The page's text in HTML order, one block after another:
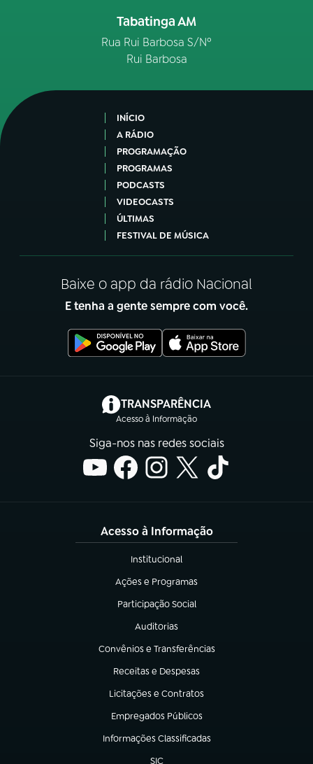
Tabatinga AM
Rua Rui Barbosa S/Nº
Rui Barbosa
INÍCIO
A RÁDIO
PROGRAMAÇÃO
PROGRAMAS
PODCASTS
VIDEOCASTS
ÚLTIMAS
FESTIVAL DE MÚSICA
Baixe o app da rádio Nacional
E tenha a gente sempre com você.
TRANSPARÊNCIA
Acesso à Informação
(abre em nova aba)
Siga-nos nas redes sociais
Acesso à Informação
Institucional
(abre em nova aba)
Ações e Programas
(abre em nova aba)
Participação Social
(abre em nova aba)
Auditorias
(abre em nova aba)
Convênios e Transferências
(abre em nova aba)
Receitas e Despesas
(abre em nova aba)
Licitações e Contratos
(abre em nova aba)
Empregados Públicos
(abre em nova aba)
Informações Classificadas
(abre em nova aba)
SIC